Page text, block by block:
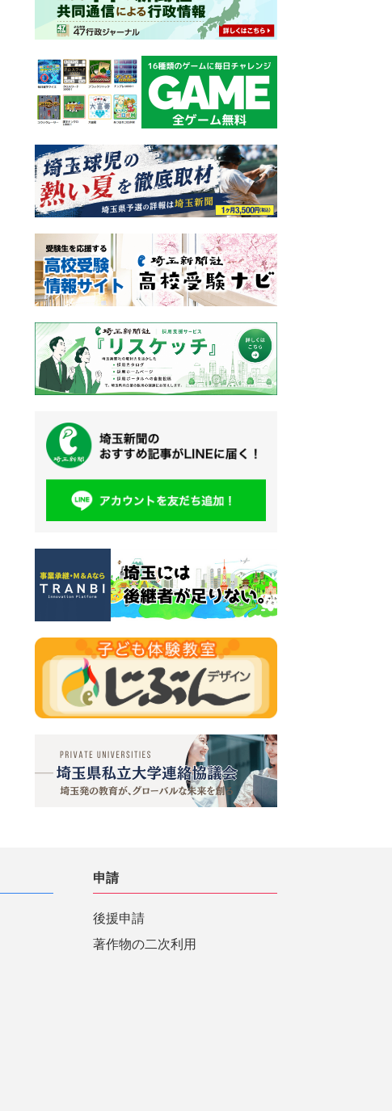
申請
後援申請
著作物の二次利用